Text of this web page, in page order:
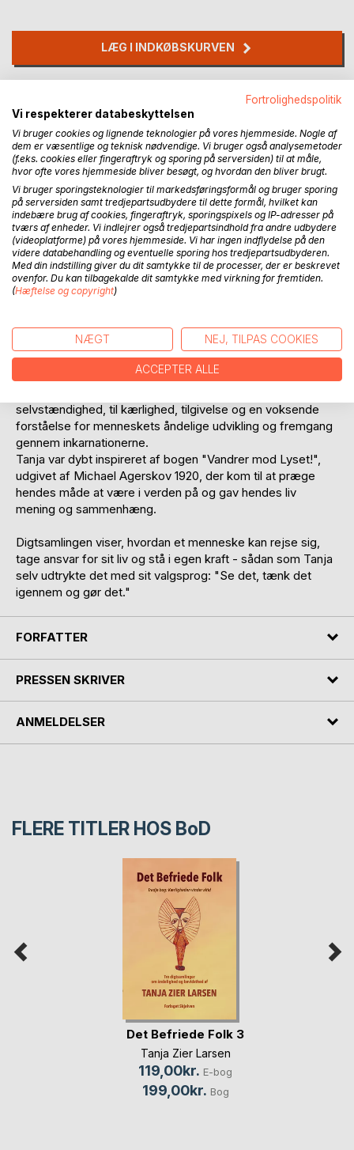
LÆG I INDKØBSKURVEN
Anmeld titel
BESKRIVELSE
Det Befriede Folk er et samlet værk, der består af tre
digtsamlinger om åndelighed og bevidsthed. Digtene er
et liv levet med kærlighed, ansvar og modet til at tænke
I digtene følger vi Tanjas egen livsrejse - fra oprør mod
selvstændighed, til kærlighed, tilgivelse og en voksende
forståelse for menneskets åndelige udvikling og fremgang
gennem inkarnationerne.
Tanja var dybt inspireret af bogen "Vandrer mod Lyset!",
udgivet af Michael Agerskov 1920, der kom til at præge
hendes måde at være i verden på og gav hendes liv
mening og sammenhæng.
Digtsamlingen viser, hvordan et menneske kan rejse sig,
tage ansvar for sit liv og stå i egen kraft - sådan som Tanja
selv udtrykte det med sit valgsprog: "Se det, tænk det
igennem og gør det."
FORFATTER
PRESSEN SKRIVER
ANMELDELSER
FLERE TITLER HOS BoD
Det Befriede Folk 3
Tanja Zier Larsen
119,00kr. E-bog
199,00kr. Bog
Fortrolighedspolitik
Vi respekterer databeskyttelsen
Vi bruger cookies og lignende teknologier på vores hjemmeside. Nogle af
dem er væsentlige og teknisk nødvendige. Vi bruger også analysemetoder
(f.eks. cookies eller fingeraftryk og sporing på serversiden) til at måle,
hvor ofte vores hjemmeside bliver besøgt, og hvordan den bliver brugt.
Vi bruger sporingsteknologier til markedsføringsformål og bruger sporing
på serversiden samt tredjepartsudbydere til dette formål, hvilket kan
indebære brug af cookies, fingeraftryk, sporingspixels og IP-adresser på
tværs af enheder. Vi indlejrer også tredjepartsindhold fra andre udbydere
(videoplatforme) på vores hjemmeside. Vi har ingen indflydelse på den
videre databehandling og eventuelle sporing hos tredjepartsudbyderen.
Med din indstilling giver du dit samtykke til de processer, der er beskrevet
ovenfor. Du kan tilbagekalde dit samtykke med virkning for fremtiden.
(Hæftelse og copyright)
NÆGT NEJ, TILPAS COOKIES
ACCEPTER ALLE